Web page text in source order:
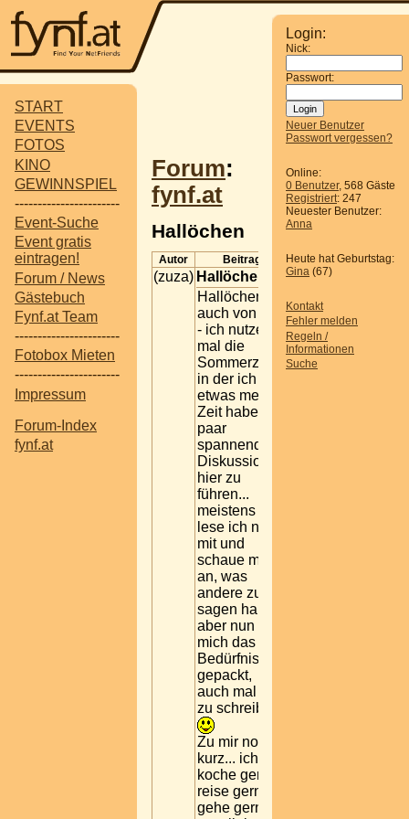
START
EVENTS
FOTOS
KINO
GEWINNSPIEL
-----------------------
Event-Suche
Event gratis
eintragen!
Forum / News
Gästebuch
Fynf.at Team
-----------------------
Fotobox Mieten
-----------------------
Impressum
Forum-Index
fynf.at
Login:
Nick:
Passwort:
Neuer Benutzer
Passwort vergessen?
Online:
0 Benutzer, 568 Gäste
Registriert: 247
Neuester Benutzer:
Anna
Heute hat Geburtstag:
Gina (67)
Kontakt
Fehler melden
Regeln /
Informationen
Suche
Forum:
fynf.at
Hallöchen
Autor Beitrag
(zuza) Hallöchen
Hallöchen
auch von mir
- ich nutze
mal die
Sommerzeit,
in der ich
etwas mehr
Zeit habe, ein
paar
spannende
Diskussionen
hier zu
führen...
meistens
lese ich nur
mit und
schaue mir
an, was
andere zu
sagen haben,
aber nun hat
mich das
Bedürfnis
gepackt,
auch mal hier
zu schreiben.
Zu mir noch
kurz... ich
koche gerne,
reise gerne,
gehe gerne